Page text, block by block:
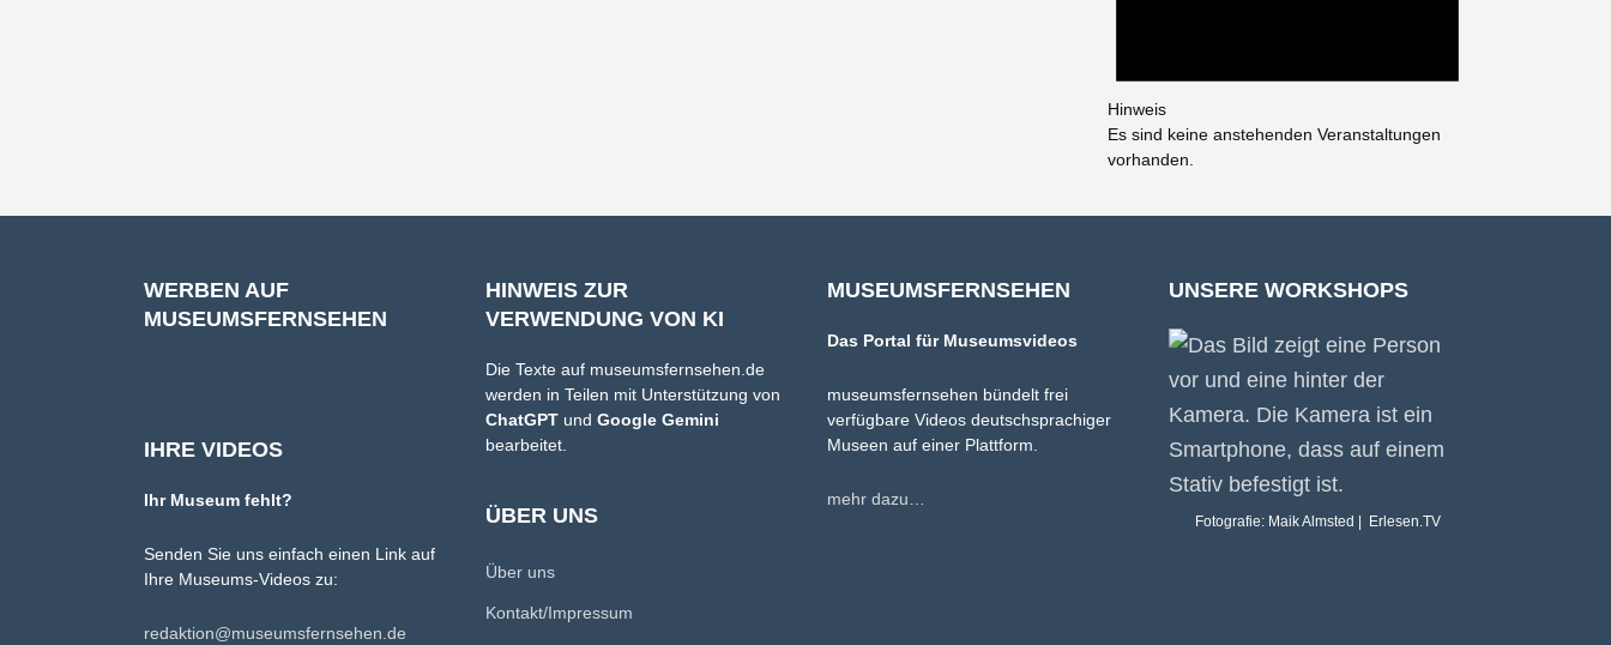
Hinweis
Es sind keine anstehenden Veranstaltungen
vorhanden.
WERBEN AUF
MUSEUMSFERNSEHEN
IHRE VIDEOS
Ihr Museum fehlt?
Senden Sie uns einfach einen Link auf
Ihre Museums-Videos zu:
redaktion@museumsfernsehen.de
HINWEIS ZUR
VERWENDUNG VON KI
Die Texte auf museumsfernsehen.de
werden in Teilen mit Unterstützung von
ChatGPT und Google Gemini
bearbeitet.
ÜBER UNS
Über uns
Kontakt/Impressum
MUSEUMSFERNSEHEN
Das Portal für Museumsvideos
museumsfernsehen bündelt frei
verfügbare Videos deutschsprachiger
Museen auf einer Plattform.
mehr dazu…
UNSERE WORKSHOPS
Fotografie: Maik Almsted | Erlesen.TV